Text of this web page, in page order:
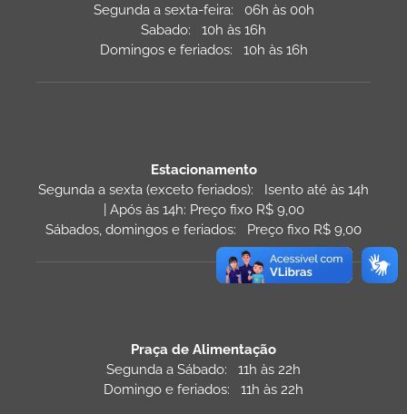
Segunda a sexta-feira: 06h às 00h
Sabado: 10h às 16h
Domingos e feriados: 10h às 16h
Estacionamento
Segunda a sexta (exceto feriados): Isento até às 14h
| Após às 14h: Preço fixo R$ 9,00
Sábados, domingos e feriados: Preço fixo R$ 9,00
Praça de Alimentação
Segunda a Sábado: 11h às 22h
Domingo e feriados: 11h às 22h